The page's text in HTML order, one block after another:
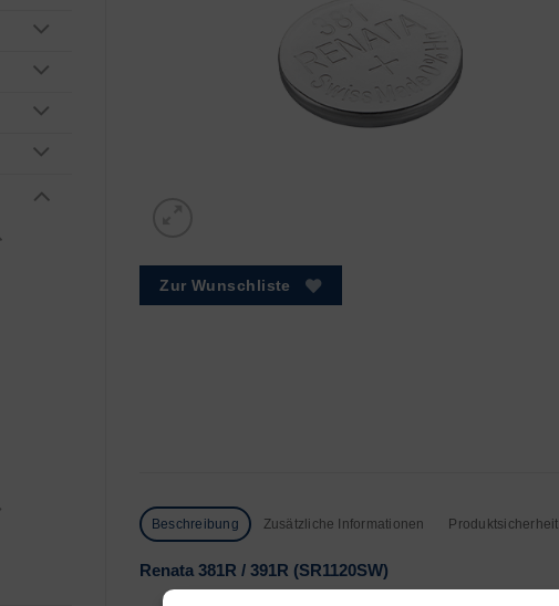
Zur Wunschliste
Beschreibung Zusätzliche Informationen Produktsicherheit
Renata 381R / 391R (SR1120SW)